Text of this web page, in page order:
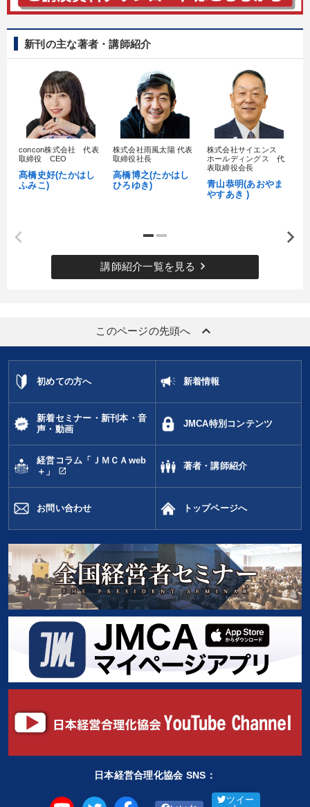
新刊の主な著者・講師紹介
concon株式会社 代表
取締役 CEO
髙橋史好(たかはし
ふみこ)
株式会社雨風太陽 代表
取締役社長
高橋博之(たかはし
ひろゆき)
株式会社サイエンス
ホールディングス 代
表取締役会長
青山恭明(あおやま
やすあき )
講師紹介一覧を見る keyboard_arrow_right
このページの先頭へ keyboard_arrow_up
初めての方へ 新着情報
新着セミナー・新刊本・音
声・動画
JMCA特別コンテンツ
経営コラム「ＪＭＣＡweb
＋」
open_in_new
著者・講師紹介
お問い合わせ トップページへ
日本経営合理化協会 SNS：
ツイー